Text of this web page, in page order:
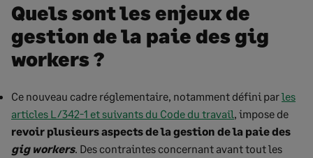
Quels sont les enjeux de
gestion de la paie des gig
workers ?
Ce nouveau cadre réglementaire, notamment défini parles
articles L7342-1 et suivants du Code du travail , impose de
revoir plusieurs aspects de la gestion de la paie des
gig workers. Des contraintes concernant avant tout les